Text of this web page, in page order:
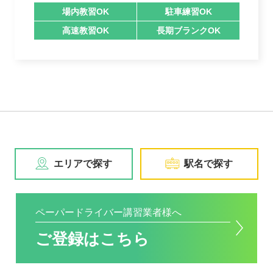
場内教習OK
駐車練習OK
高速教習OK
長期ブランクOK
エリアで探す 駅名で探す
ペーパードライバー講習業者様へ
ご登録はこちら